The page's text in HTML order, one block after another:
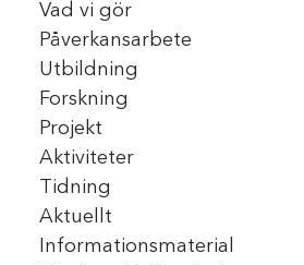
Vad vi gör
Påverkansarbete
Utbildning
Forskning
Projekt
Aktiviteter
Tidning
Aktuellt
Informationsmaterial